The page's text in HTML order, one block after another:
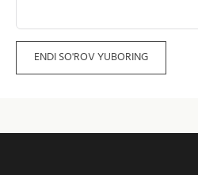
ENDI SO'ROV YUBORING